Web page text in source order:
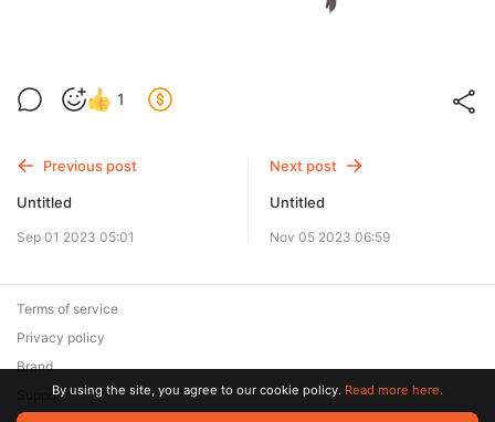
1
Previous post
Untitled
Sep 01 2023 05:01
Next post
Untitled
Nov 05 2023 06:59
Terms of service
Privacy policy
Brand
SupportBy using the site, you agree to our cookie policy. Read more here.